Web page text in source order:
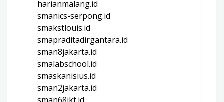
harianmalang.id
smanics-serpong.id
smakstlouis.id
smapraditadirgantara.id
sman8jakarta.id
smalabschool.id
smaskanisius.id
sman2jakarta.id
sman68jkt.id